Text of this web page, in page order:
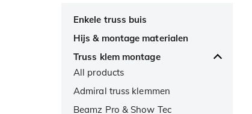
Enkele truss buis
Hijs & montage materialen
Truss klem montage
All products
Admiral truss klemmen
Beamz Pro & Show Tec